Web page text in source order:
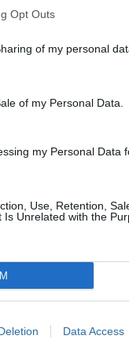
Opt Outs
of my personal
of my Personal Data.
my Personal Data
Use, Retention,
Unrelated with the
Data Access